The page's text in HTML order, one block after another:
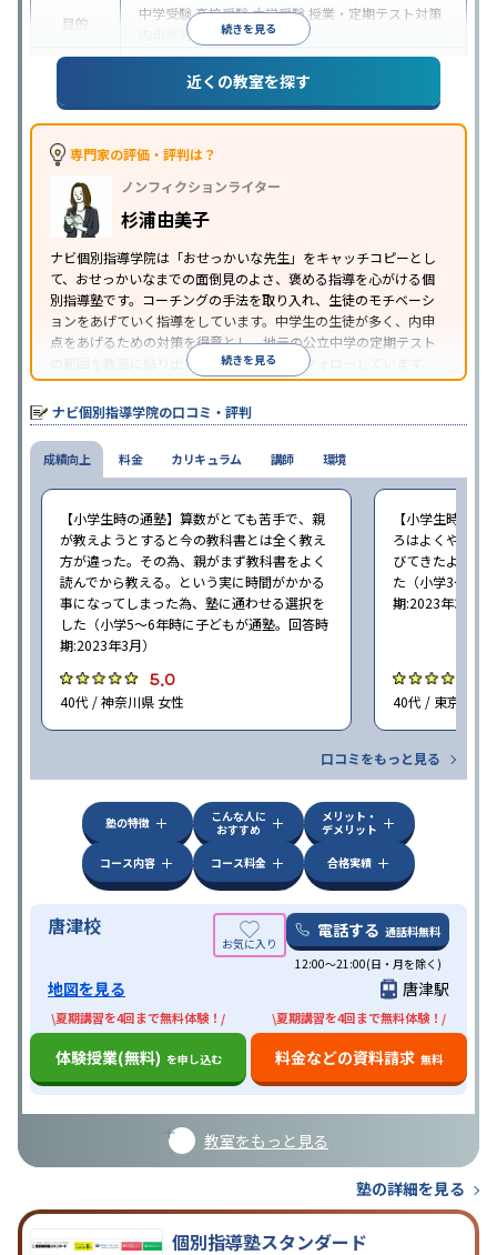
続きを見る
目的
中学受験高校受験大学受験 授業・定期テスト対策
内申点対策
学習習慣の定着
成績保証制度あり授業の振替可能オンライン対応
1科目から受講可能季節講習のみの受講可
※2023年3月調査。小学校高学年の個別指導塾アンケート調査方法を参
近くの教室を探す
専門家の評価・評判は？
ノンフィクションライター
杉浦由美子
ナビ個別指導学院は「おせっかいな先生」をキャッチコピーとし
て、おせっかいなまでの面倒見のよさ、褒める指導を心がける個
別指導塾です。コーチングの手法を取り入れ、生徒のモチベーシ
ョンをあげていく指導をしています。中学生の生徒が多く、内申
点をあげるための対策を得意とし、地元の公立中学の定期テスト
の範囲を教室に貼り出すなど手厚く学習をフォローしています。
オリジナルテキストを使用しており、特に英語は各教科書に合わ
せたテキストを使った「先取り学習」で理解度を深められます。
続きを見る
ナビ個別指導学院の口コミ・評判
成績向上
【小学生時の通塾】算数がとても苦手で、親
が教えようとすると今の教科書とは全く教え
方が違った。その為、親がまず教科書をよく
読んでから教える。という実に時間がかかる
事になってしまった為、塾に通わせる選択を
した（小学5〜6年時に子どもが通塾。回答時
期:2023年3月）
5.0
40代 / 神奈川県 女性
【小学生時の通
ろはよくやり方
びてきたようで
た（小学3〜6年
期:2023年3月）
40代 / 東京都 女
口コミをもっと見る
料金 カリキュラム 講師 環境
塾の特徴
こんな人に
おすすめ
メリット・
デメリット
コース内容
コース料金 合格実績
唐津校 電話する 通話料無料
12:00～21:00(日・月を除く)
地図を見る 唐津駅
\夏期講習を4回まで無料体験！/
体験授業(無料) を申し込む
\夏期講習を4回まで無料体験！/
料金などの資料請求 無料
教室をもっと見る
塾の詳細を見る
個別指導塾スタンダード